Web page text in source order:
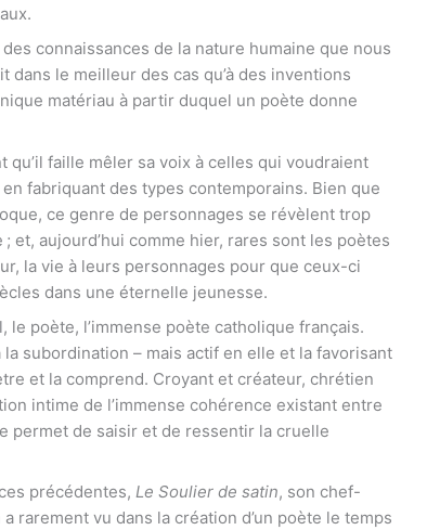
connaissances de la nature humaine que nous
le meilleur des cas qu’à des inventions
matériau à partir duquel un poète donne
faille mêler sa voix à celles qui voudraient
fabriquant des types contemporains. Bien que
ce genre de personnages se révèlent trop
aujourd’hui comme hier, rares sont les poètes
la vie à leurs personnages pour que ceux-ci
dans une éternelle jeunesse.
le poète, l’immense poète catholique français.
subordination – mais actif en elle et la favorisant
et la comprend. Croyant et créateur, chrétien
intime de l’immense cohérence existant entre
permet de saisir et de ressentir la cruelle
précédentes, Le Soulier de satin, son chef-
rarement vu dans la création d’un poète le temps